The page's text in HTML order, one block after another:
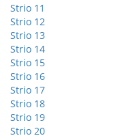
Strio 11
Strio 12
Strio 13
Strio 14
Strio 15
Strio 16
Strio 17
Strio 18
Strio 19
Strio 20